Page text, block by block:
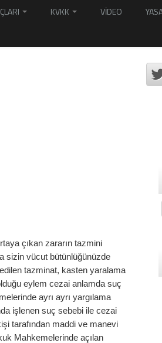
KVKK VİDEO
çıkan zararın tazmini
sizin vücut bütünlüğünüzde
tazminat, kasten yaralama
eylem cezai anlamda suç
ayrı ayrı yargılama
işlenen suç sebebi ile cezai
tarafından maddi ve manevi
Mahkemelerinde açılan